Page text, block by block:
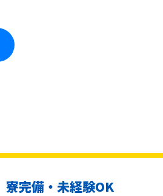
寮完備・未経験OK